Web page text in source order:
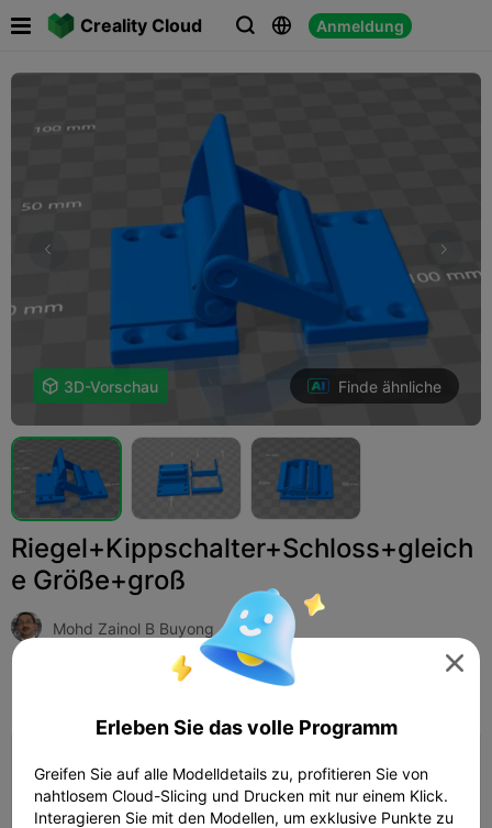
Creality Cloud   Anmeldung
 
 3D-Vorschau Finde ähnliche
Riegel+Kippschalter+Schloss+gleich
e Größe+groß
Mohd Zainol B Buyong
Druckkonfiguration hinzufügen
Mehr Punkte verdienen

Erleben Sie das volle Programm
Greifen Sie auf alle Modelldetails zu, profitieren Sie von
nahtlosem Cloud-Slicing und Drucken mit nur einem Klick.
Interagieren Sie mit den Modellen, um exklusive Punkte zu